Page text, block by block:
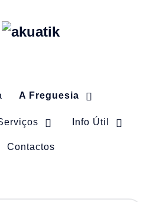
A Freguesia
Info Útil
Contactos